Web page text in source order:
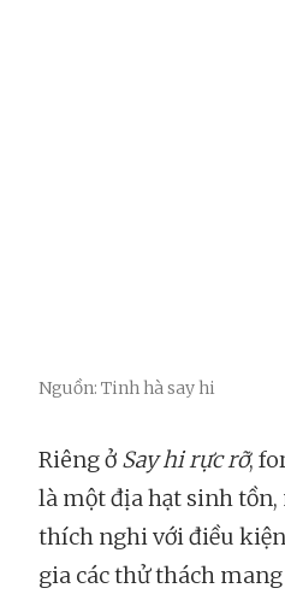
Nguồn: Tinh hà say hi
Riêng ở Say hi rực rỡ,
là một địa hạt sinh tồn,
thích nghi với điều
gia các thử thách